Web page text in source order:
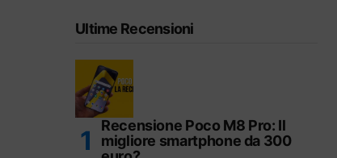
Ultime Recensioni
Recensione Poco M8 Pro: Il
migliore smartphone da 300